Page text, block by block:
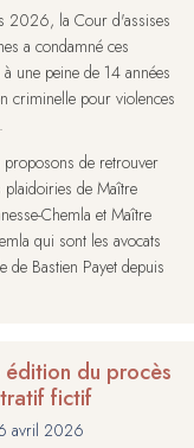
2026, la Cour d'assises
a condamné ces
une peine de 14 années
criminelle pour violences
de retrouver
plaidoiries de Maître
Chemla et Maître
qui sont les avocats
de Bastien Payet depuis
édition du procès
fictif
avril 2026